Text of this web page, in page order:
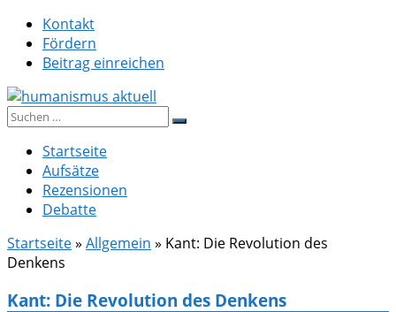
Zum
Inhalt
springen
Kontakt
Fördern
Beitrag einreichen
humanismus aktuell
Suche
Startseite
Aufsätze
Rezensionen
Debatte
Startseite» Allgemein » Kant: Die Revolution des
Denkens
Kant: Die Revolution des Denkens